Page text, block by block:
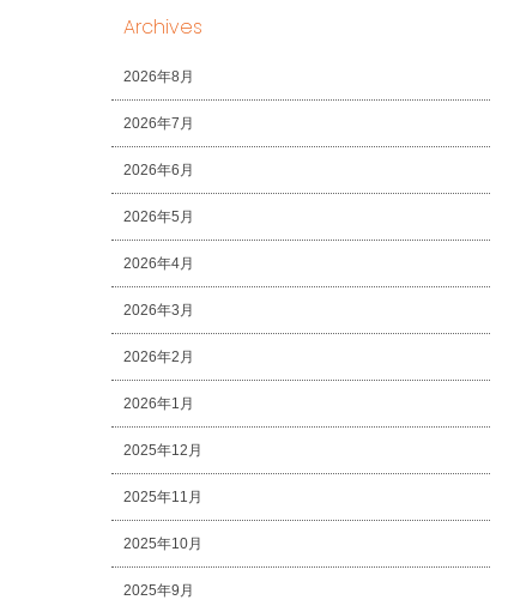
Archives
2026年8月
2026年7月
2026年6月
2026年5月
2026年4月
2026年3月
2026年2月
2026年1月
2025年12月
2025年11月
2025年10月
2025年9月